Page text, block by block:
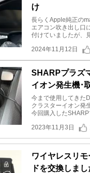
け
長らくApple純正の
エアコン吹き出し口
付けていましたが、
2024年11月12日
SHARPプラズ
イオン発生機･
今まで使用してきた
クラスターイオン発
今回購入したSHARP
2023年11月3日
ワイヤレスリ
ドを交換しまし